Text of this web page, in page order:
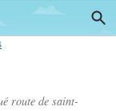
route de saint-